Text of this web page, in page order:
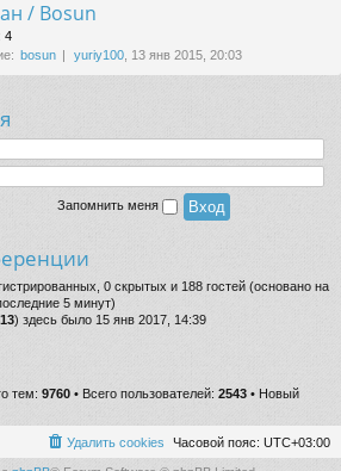
/ Bosun
4
bosun yuriy100 , 13 янв 2015, 20:03
Запомнить меня
0 скрытых и 188 гостей (основано на
5 минут)
) здесь было 15 янв 2017, 14:39
тем: 9760 • Всего пользователей: 2543 • Новый
Часовой пояс: UTC+03:00
Удалить cookies